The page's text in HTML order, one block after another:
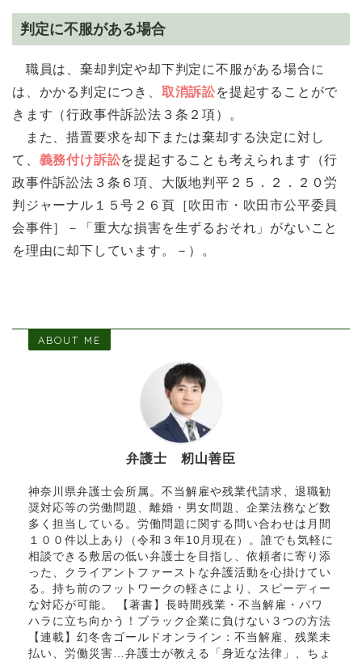
判定に不服がある場合
職員は、棄却判定や却下判定に不服がある場合に
は、かかる判定につき、 取消訴訟を提起することがで
きます（行政事件訴訟法３条２項）。
また、措置要求を却下または棄却する決定に対し
て、 義務付け訴訟を提起することも考えられます（行
政事件訴訟法３条６項、大阪地判平２５．２．２０労
判ジャーナル１５号２６頁［吹田市・吹田市公平委員
会事件］－「重大な損害を生ずるおそれ」がないこと
を理由に却下しています。－）。
ABOUT ME
弁護士 籾山善臣
神奈川県弁護士会所属。不当解雇や残業代請求、退職勧
奨対応等の労働問題、離婚・男女問題、企業法務など数
多く担当している。労働問題に関する問い合わせは月間
１００件以上あり（令和３年10月現在）。誰でも気軽に
相談できる敷居の低い弁護士を目指し、依頼者に寄り添
った、クライアントファーストな弁護活動を心掛けてい
る。持ち前のフットワークの軽さにより、スピーディー
な対応が可能。 【著書】長時間残業・不当解雇・パワ
ハラに立ち向かう！ブラック企業に負けない３つの方法
【連載】幻冬舎ゴールドオンライン：不当解雇、残業未
払い、労働災害…弁護士が教える「身近な法律」、ちょ